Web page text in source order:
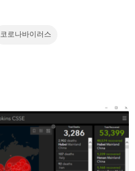
코로나바이러스